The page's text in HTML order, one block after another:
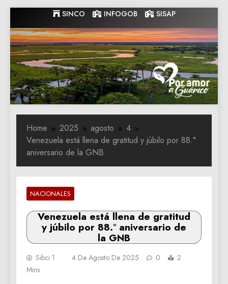
to
content
SINCO INFOGOB SISAP
Gobernacion
de Guarico
Gobernacion de Guarico
Home 2025 agosto
4
Venezuela está llena de gratitud y júbilo por 88.°
aniversario de la GNB
NACIONALES
Venezuela está llena de gratitud
y júbilo por 88.° aniversario de
la GNB
Sibci 1 4 De Agosto De 2025 0
2
Mins